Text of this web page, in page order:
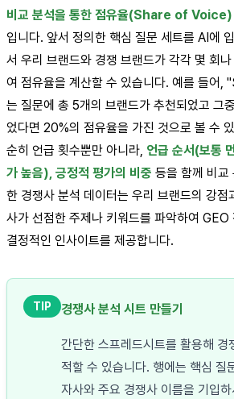
비교 분석을 통한 점유율(Share of Voice)
입니다. 앞서 정의한 핵심 질문 세트를 AI에
서 우리 브랜드와 경쟁 브랜드가 각각 몇 회
여 점유율을 계산할 수 있습니다. 예를 들어,
는 질문에 총 5개의 브랜드가 추천되었고 그
었다면 20%의 점유율을 가진 것으로 볼 수
순히 언급 횟수뿐만 아니라, 언급 순서(보통
가 높음), 긍정적 평가의 비중 등을 함께 비교
한 경쟁사 분석 데이터는 우리 브랜드의 강점
사가 선점한 주제나 키워드를 파악하여 GEO
결정적인 인사이트를 제공합니다.
TIP 경쟁사 분석 시트 만들기
간단한 스프레드시트를 활용해 경
적할 수 있습니다. 행에는 핵심 질
자사와 주요 경쟁사 이름을 기입